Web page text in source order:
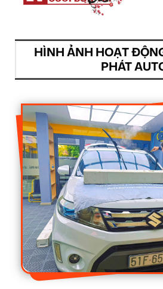
HÌNH ẢNH HOẠT
PHÁT